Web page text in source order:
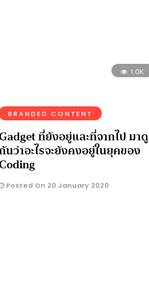
1.0K
BRANDED CONTENT
ที่ยังอยู่และที่จากไป มาดู
นว่าอะไรจะยังคงอยู่ในยุคของ
Posted On 20 January 2020